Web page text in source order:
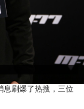
息刷爆了热搜，三位